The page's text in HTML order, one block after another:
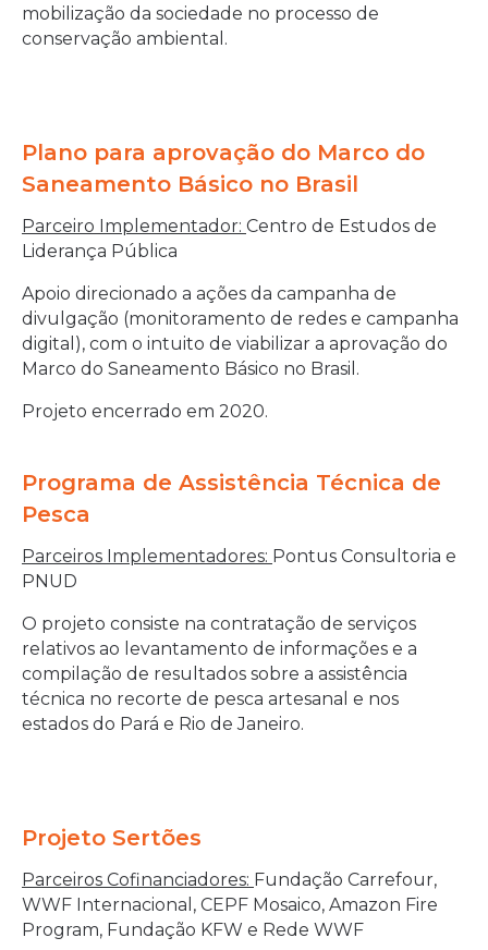
mobilização da sociedade no processo de
conservação ambiental.
Plano para aprovação do Marco do
Saneamento Básico no Brasil
Parceiro Implementador: Centro de Estudos de
Liderança Pública
Apoio direcionado a ações da campanha de
divulgação (monitoramento de redes e campanha
digital), com o intuito de viabilizar a aprovação do
Marco do Saneamento Básico no Brasil.
Projeto encerrado em 2020.
Programa de Assistência Técnica de
Pesca
Parceiros Implementadores: Pontus Consultoria e
PNUD
O projeto consiste na contratação de serviços
relativos ao levantamento de informações e a
compilação de resultados sobre a assistência
técnica no recorte de pesca artesanal e nos
estados do Pará e Rio de Janeiro.
Projeto Sertões
Parceiros Cofinanciadores: Fundação Carrefour,
WWF Internacional, CEPF Mosaico, Amazon Fire
Program, Fundação KFW e Rede WWF